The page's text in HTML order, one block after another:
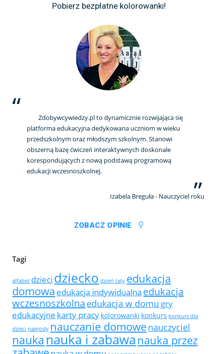
Pobierz bezpłatne kolorowanki!
Zdobywcywiedzy.pl to dynamicznie rozwijająca się
platforma edukacyjna dedykowana uczniom w wieku
przedszkolnym oraz młodszym szkolnym. Stanowi
obszerną bazę ćwiczeń interaktywnych doskonale
korespondujących z nową podstawą programową
edukacji wczesnoszkolnej.
Izabela Breguła - Nauczyciel roku
ZOBACZ OPINIE
Tagi
alfabet dzieci dziecko dzień taty edukacja
domowa edukacja indywidualna edukacja
wczesnoszkolna edukacja w domu gry
edukacyjne karty pracy kolorowanki konkurs konkurs dla
dzieci nagrody nauczanie domowenauczyciel
nauka nauka i zabawanauka przez